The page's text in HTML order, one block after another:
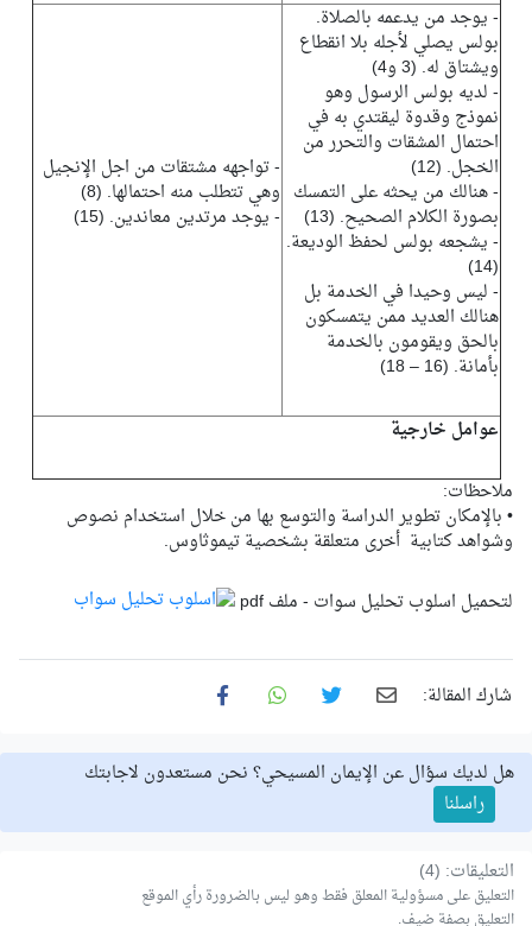
- يوجد من يدعمه بالصلاة.
بولس يصلي لأجله بلا انقطاع
ويشتاق له. (3 و4)
- لديه بولس الرسول وهو
نموذج وقدوة ليقتدي به في
احتمال المشقات والتحرر من
الخجل. (12)
- هنالك من يحثه على التمسك
بصورة الكلام الصحيح. (13)
- يشجعه بولس لحفظ الوديعة.
(14)
- ليس وحيدا في الخدمة بل
هنالك العديد ممن يتمسكون
بالحق ويقومون بالخدمة
بأمانة. (16 – 18)
- تواجهه مشتقات من اجل الإنجيل
وهي تتطلب منه احتمالها. (8)
- يوجد مرتدين معاندين. (15)
عوامل خارجية
ملاحظات:
• بالإمكان تطوير الدراسة والتوسع بها من خلال استخدام نصوص
وشواهد كتابية أخرى متعلقة بشخصية تيموثاوس.
لتحميل اسلوب تحليل سوات - ملف pdf
شارك المقالة:
هل لديك سؤال عن الإيمان المسيحي؟ نحن مستعدون لاجابتك
راسلنا
التعليقات: (4)
التعليق على مسؤولية المعلق فقط وهو ليس بالضرورة رأي الموقع
التعليق بصفة ضيف.